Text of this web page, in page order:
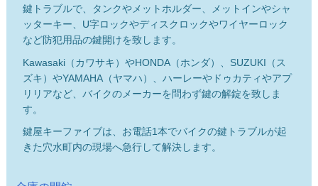
鍵トラブルで、タンクやメットホルダー、メットインやシャ
ッターキー、U字ロックやディスクロックやワイヤーロック
など防犯用品の鍵開けを致します。
Kawasaki（カワサキ）やHONDA（ホンダ）、SUZUKI（ス
ズキ）やYAMAHA（ヤマハ）、ハーレーやドゥカティやアプ
リリアなど、バイクのメーカーを問わず鍵の解錠を致しま
す。
鍵屋キーファイブは、お電話1本でバイクの鍵トラブルが起
きた穴水町内の現場へ急行して解決します。